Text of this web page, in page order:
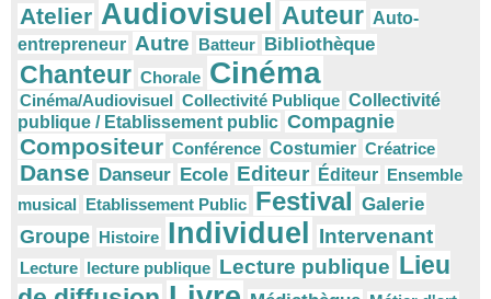
Atelier Audiovisuel Auteur Auto-
entrepreneur Autre Batteur Bibliothèque
Chanteur Chorale Cinéma
Cinéma/Audiovisuel Collectivité Publique Collectivité
publique / Etablissement public Compagnie
Compositeur Conférence Costumier Créatrice
Danse Danseur Ecole Editeur Éditeur Ensemble
musical Etablissement Public Festival Galerie
Groupe Histoire Individuel Intervenant
Lecture lecture publique Lecture publique Lieu